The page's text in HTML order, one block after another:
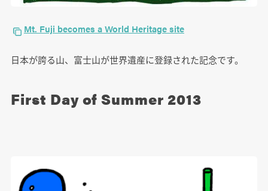
Mt. Fuji becomes a World Heritage site
日本が誇る山、富士山が世界遺産に登録された記念です。
First Day of Summer 2013